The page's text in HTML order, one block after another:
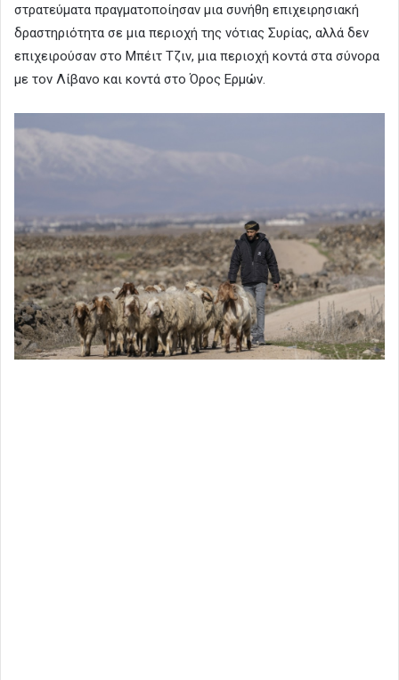
στρατεύματα πραγματοποίησαν μια συνήθη επιχειρησιακή
δραστηριότητα σε μια περιοχή της νότιας Συρίας, αλλά δεν
επιχειρούσαν στο Μπέιτ Τζιν, μια περιοχή κοντά στα σύνορα
με τον Λίβανο και κοντά στο Όρος Ερμών.